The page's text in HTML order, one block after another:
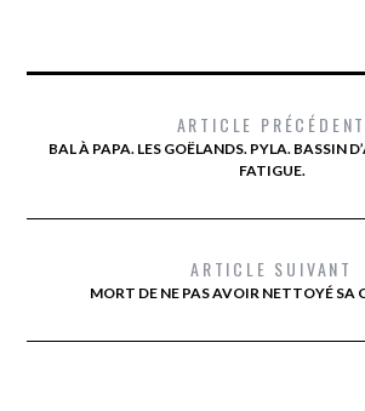
ARTICLE PRÉCÉDENT
BAL À PAPA. LES GOËLANDS. PYLA. BASSIN
FATIGUE.
ARTICLE SUIVANT
MORT DE NE PAS AVOIR NETTOYÉ SA